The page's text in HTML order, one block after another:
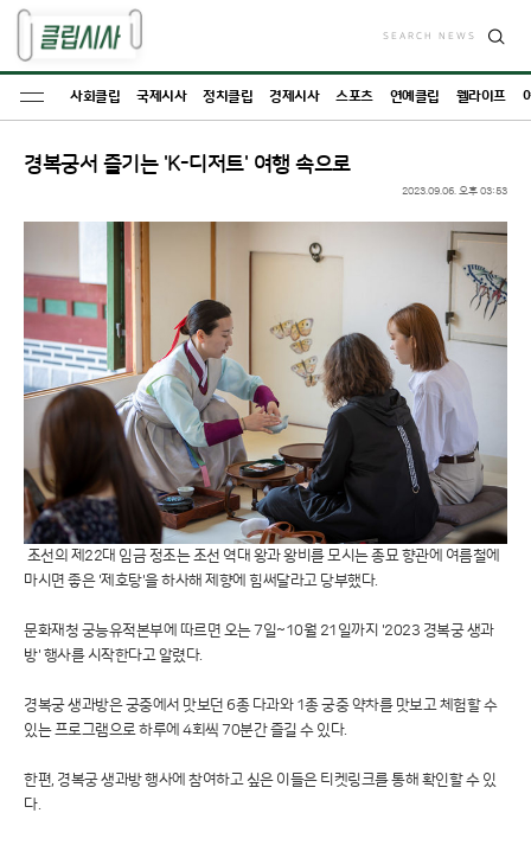
SEARCH NEWS
검
색
사회클립 국제시사 정치클립 경제시사 스포츠 연예클립 웰라이프
경복궁서 즐기는 'K-디저트' 여행 속으로
2023.09.06. 오후 03:53
조선의 제22대 임금 정조는 조선 역대 왕과 왕비를 모시는 종묘 향관에 여름철에
마시면 좋은 '제호탕'을 하사해 제향에 힘써달라고 당부했다.
문화재청 궁능유적본부에 따르면 오는 7일~10월 21일까지 '2023 경복궁 생과
방' 행사를 시작한다고 알렸다.
경복궁 생과방은 궁중에서 맛보던 6종 다과와 1종 궁중 약차를 맛보고 체험할 수
있는 프로그램으로 하루에 4회씩 70분간 즐길 수 있다.
한편, 경복궁 생과방 행사에 참여하고 싶은 이들은 티켓링크를 통해 확인할 수 있
다.